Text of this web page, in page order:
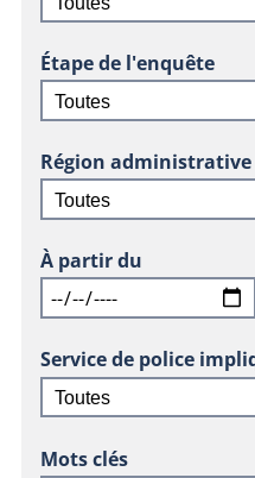
Étape de l'enquête
Région administrative
À partir du
Service de police
Mots clés